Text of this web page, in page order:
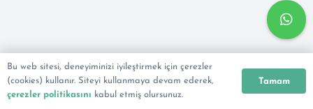
Bu web sitesi, deneyiminizi iyileştirmek için çerezler
(cookies) kullanır. Siteyi kullanmaya devam ederek,
çerezler politikasını kabul etmiş olursunuz.
Tamam